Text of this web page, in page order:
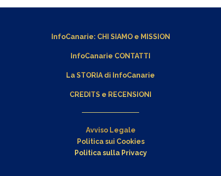
InfoCanarie: CHI SIAMOe MISSION
InfoCanarie CONTATTI
La STORIA di InfoCanarie
CREDITS e RECENSIONI
Avviso Legale
Politica sui Cookies
Politica sulla Privacy